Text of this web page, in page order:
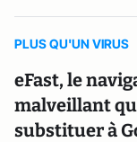
PLUS QU'UN VIRUS
eFast, le
malveillant
substituer à